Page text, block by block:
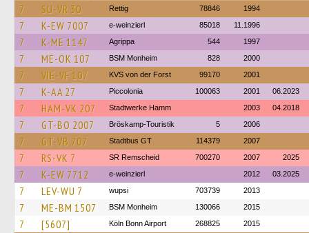
7 SU-VR 30 Rettig 78846 1994
7 K-EW 7007 e-weinzierl 85018 11.1996
7 K-ME 1147 Agrippa 544 1997
7 ME-OK 107 BSM Monheim 828 2000
7 VIE-VF 107 KVS von der Forst 99170 2001
7 K-AA 27 Piccolonia 100063 2001 06.2023
7 HAM-VK 207 Stadtwerke Hamm 2003 04.2018
7 GT-BO 2007 Bröskamp-Touristik 5 2006
7 GT-VB 707 Stadtbus GT 114379 2007
7 RS-VK 7 SR Remscheid 700270 2007 2025
7 K-EW 7712 e-weinzierl 2012 03.2025
7 LEV-WU 7 wupsi 703739 2013
7 ME-BM 1507 BSM Monheim 130066 2015
7 [5607] Köln Bonn Airport 268825 2015